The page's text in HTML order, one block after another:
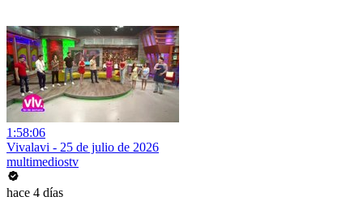
1:58:06
Vivalavi - 25 de julio de 2026
multimediostv
hace 4 días